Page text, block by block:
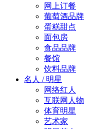
网上订餐
葡萄酒品牌
蛋糕甜点
面包房
食品品牌
餐馆
饮料品牌
名人 / 明星
网络红人
互联网人物
体育明星
艺术家